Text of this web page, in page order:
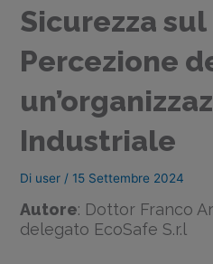
Sicurezza
Percezione
Industriale
Di user / 15 Settembre 2024
Autore: Dottor Franco
delegato EcoSafe S.r.l